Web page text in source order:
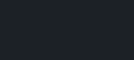
ผจญภัย, แฟนตาซี